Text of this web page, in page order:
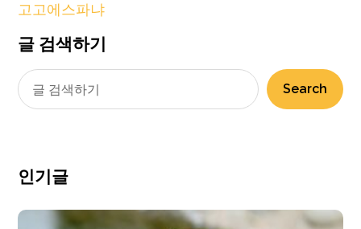
고고에스파냐
글 검색하기
Search
인기글